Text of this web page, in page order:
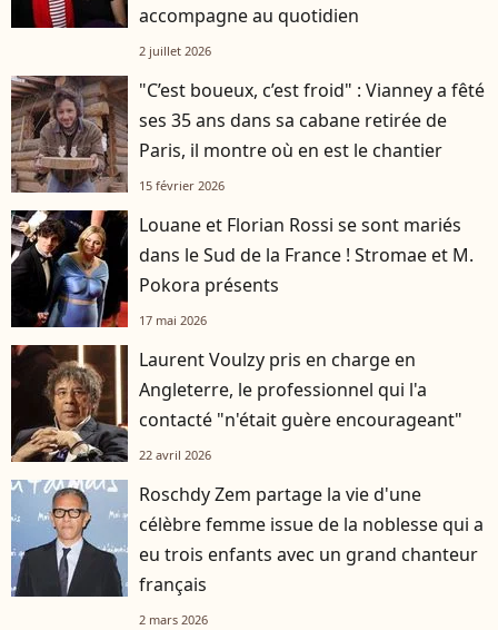
accompagne au quotidien
2 juillet 2026
"C’est boueux, c’est froid" : Vianney a fêté
ses 35 ans dans sa cabane retirée de
Paris, il montre où en est le chantier
15 février 2026
Louane et Florian Rossi se sont mariés
dans le Sud de la France ! Stromae et M.
Pokora présents
17 mai 2026
Laurent Voulzy pris en charge en
Angleterre, le professionnel qui l'a
contacté "n'était guère encourageant"
22 avril 2026
Roschdy Zem partage la vie d'une
célèbre femme issue de la noblesse qui a
eu trois enfants avec un grand chanteur
français
2 mars 2026